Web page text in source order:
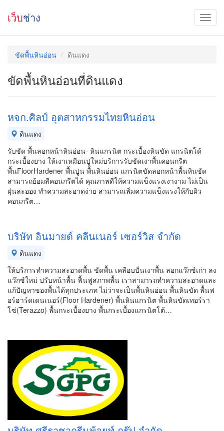
เว็บช่าง
ขัดพื้นหินอ่อน ดินแดง
ขัดพื้นหินอ่อนที่ดินแดง
หจก.ศิลป์ อุตสาหกรรมไทยหินอ่อน
ดินแดง
รับขัด พื้นลอกหน้าหินอ่อน- หินแกรนิต กระเบื้องหินขัด แกรนิตโด้
กระเบื้องยาง ให้เงาเหมีอนปูใหม่บริการรับขัดเงาพื้นคอนกรีต
พื้นFloorHardener พื้นปูน พื้นหินอ่อน แกรนิตขัดลอกหน้าพื้นหินขัด
สามารถย้อมสีคอนกรีตได้ คุณภาพดีให้ความแข็งแรงเงางาม ไม่เป็น
ฝุ่นละออง ทำความสะอาดง่าย สามารถเพิ่มความแข็งแรงให้กับผิว
คอนกรีต…
บริษัท อินมายด์ คลีนเนอร์ เซอร์วิส จำกัด
ดินแดง
ให้บริการทำความสะอาดพื้น ขัดพื้น เคลือบปั่นเงาพื้น ลอกแว๊กซ์เก่า ลง
แว๊กซ์ใหม่ ปรับหน้าพื้น ฟื้นฟูสภาพพื้น เราสามารถทำความสะอาดและ
แก้ปัญหาของพื้นได้ทุกประเภท ไม่ว่าจะเป็นพื้นหินอ่อน พื้นหินขัด พื้นฟ
อร์ฮาร์ดเดนเนอร์(Floor Hardener) พื้นหินแกรนิต พื้นหินขัดเทอร์รา
โซ่(Terazzo) พื้นกระเบื้องยาง พื้นกระเบื้องแกรนิตโต้…